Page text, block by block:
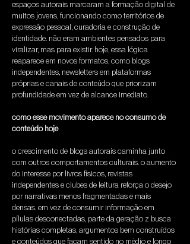
espaços autorais marcaram a formação digital de
muitos jovens, funcionando como territórios de
expressão pessoal, curadoria e construção de
identidade. não eram ambientes pensados para
viralizar, mas para existir. hoje, essa lógica
reaparece em novos formatos, como blogs
independentes, newsletters em plataformas
próprias e canais de conteúdo que priorizam
profundidade em vez de alcance imediato.
como esse movimento aparece no consumo de
conteúdo hoje
o crescimento de blogs autorais caminha junto
com outros comportamentos culturais. o aumento
do interesse por livros físicos, revistas
independentes e clubes de leitura reforça o desejo
por narrativas menos fragmentadas e mais
densas. em vez de consumir informação em
pílulas desconectadas, parte da geração z busca
histórias completas, argumentos bem construídos
e conteúdos que façam sentido no médio e longo